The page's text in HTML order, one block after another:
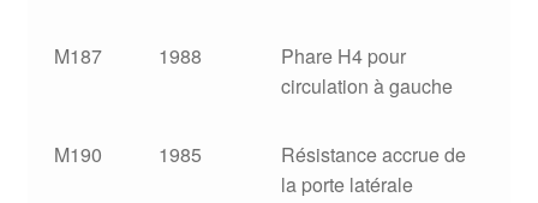
M187 1988
Phare H4 pour
circulation à gauche
M190 1985
Résistance accrue de
la porte latérale